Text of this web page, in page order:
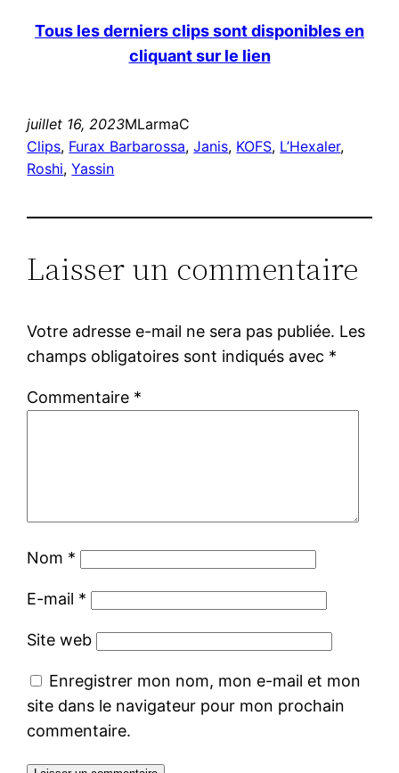
Tous les derniers clips sont disponibles en
cliquant sur le lien
juillet 16, 2023MLarmaC
Clips, Furax Barbarossa, Janis, KOFS, L’Hexaler
Roshi, Yassin
Laisser un commentaire
Votre adresse e-mail ne sera pas publiée. Les
champs obligatoires sont indiqués avec *
Commentaire *
Nom *
E-mail *
Site web
Enregistrer mon nom, mon e-mail et mon
site dans le navigateur pour mon prochain
commentaire.